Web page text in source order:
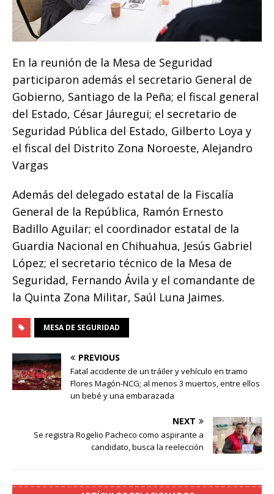
En la reunión de la Mesa de Seguridad
participaron además el secretario General de
Gobierno, Santiago de la Peña; el fiscal general
del Estado, César Jáuregui; el secretario de
Seguridad Pública del Estado, Gilberto Loya y
el fiscal del Distrito Zona Noroeste, Alejandro
Vargas
Además del delegado estatal de la Fiscalía
General de la República, Ramón Ernesto
Badillo Aguilar; el coordinador estatal de la
Guardia Nacional en Chihuahua, Jesús Gabriel
López; el secretario técnico de la Mesa de
Seguridad, Fernando Ávila y el comandante de
la Quinta Zona Militar, Saúl Luna Jaimes.
MESA DE SEGURIDAD
PREVIOUS
Fatal accidente de un tráiler y vehículo en tramo
Flores Magón-NCG; al menos 3 muertos, entre ellos
un bebé y una embarazada
NEXT
Se registra Rogelio Pacheco como aspirante a
candidato, busca la reelección